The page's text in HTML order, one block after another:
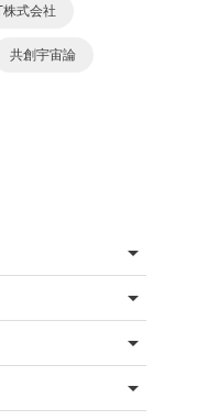
株式会社
共創宇宙論